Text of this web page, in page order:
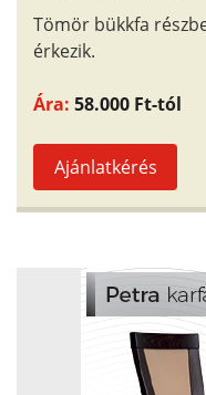
Tömör bükkfa
érkezik.
Ára: 58.000 Ft-tól
Ajánlatkérés